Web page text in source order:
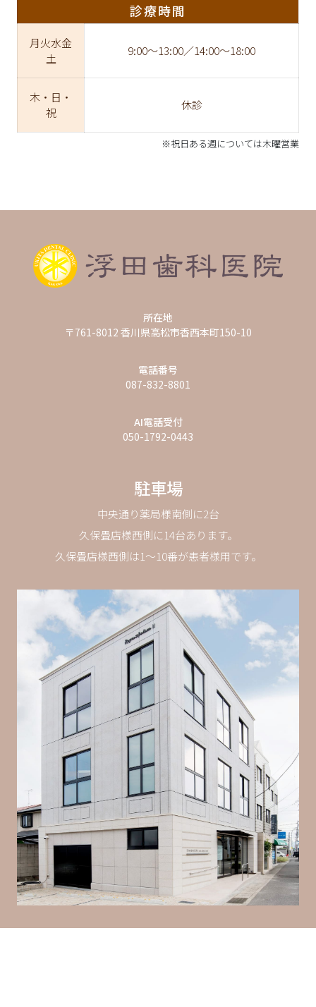
診療時間
月火水金
土
9:00〜13:00／14:00〜18:00
木・日・
祝
休診
※祝日ある週については木曜営業
所在地
〒761-8012 香川県高松市香西本町150-10
電話番号
087-832-8801
AI電話受付
050-1792-0443
駐車場
中央通り薬局様南側に2台
久保畳店様西側に14台あります。
久保畳店様西側は1〜10番が患者様用です。